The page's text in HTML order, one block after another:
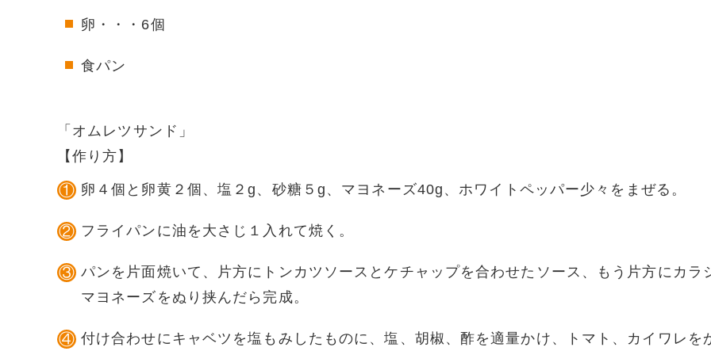
卵・・・6個
食パン
「 オムレツサンド 」
【作り方】
卵４個と卵黄２個、塩２g、砂糖５g、マヨネーズ40g、ホワイトペッパー少々をまぜる。
フライパンに油を大さじ１入れて焼く。
パンを片面焼いて、片方にトンカツソースとケチャップを合わせたソース、もう片方にカラ
マヨネーズをぬり挟んだら完成。
付け合わせにキャベツを塩もみしたものに、塩、胡椒、酢を適量かけ、トマト、カイワレを